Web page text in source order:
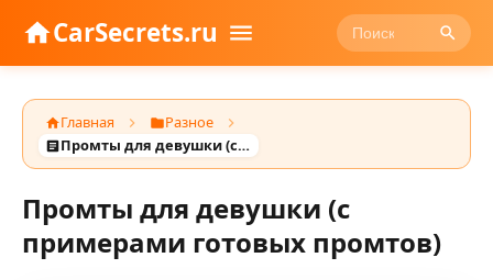
CarSecrets.ru
Главная
Разное
Промты для девушки (с примерами готовых промтов)
Промты для девушки (с
примерами готовых промтов)